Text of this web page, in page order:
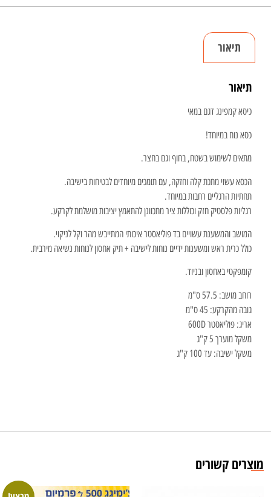
תיאור
תיאור
כיסא קמפינג דגם במאי
כסא נוח במיוחד!
מתאים לשימוש בשטח, בחוף וגם בחצר.
הכסא עשוי מתכת קלה וחזקה, עם תומכים מיוחדים לבטיחות בישיבה.
תחתיות הרגליים רחבות במיוחד.
רגליות פלסטיק חזק וכוללות ציר מתכוונן להתאמץ יציבות מושלמת לקרקע.
המושב והמשענת עשויים בד פוליאסטר איכותי המתייבש מהר וקל לניקוי.
כולל כרית ראש ומשענות ידיים נוחות לישיבה + תיק אחסון לנוחות נשיאה מירבית.
קומפקטי באחסון ובניוד.
רוחב מושב: 57.5 ס"מ
גובה מהקרקע: 45 ס"מ
אריג: פוליאסטר 600D
משקל מוערך 5 ק"ג
משקל ישיבה: עד 100 ק"ג
מוצרים קשורים